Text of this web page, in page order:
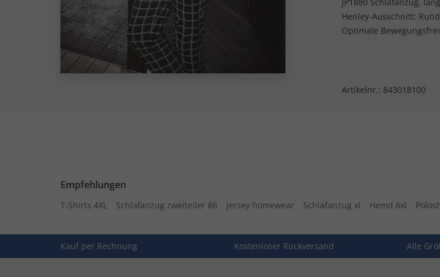
Henley-Ausschnitt:
Optimale
Artikelnr.: 843018100
Empfehlungen
T-Shirts 4XL Schlafanzug zweiteiler 86 Jersey homewear Schlafanzug xl Hemd 8xl
Kauf per Rechnung Kostenloser Rückversand Alle